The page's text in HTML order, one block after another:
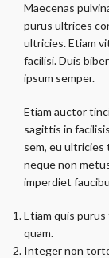
Maecenas
purus ultrices
ultricies. Etiam
facilisi. Duis
ipsum semper.
Etiam auctor
sagittis in
sem, eu
neque non
imperdiet
Etiam quis
quam.
Integer non